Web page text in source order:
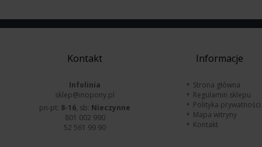
Kontakt
Infolinia
sklep@inopony.pl
pn-pt: 8-16, sb: Nieczynne
801 002 990
52 561 99 90
Informacje
Strona główna
Regulamin sklepu
Polityka prywatności
Mapa witryny
Kontakt